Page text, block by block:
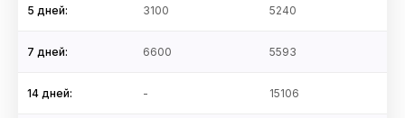
5 дней: 3100 5240
7 дней: 6600 5593
14 дней: - 15106